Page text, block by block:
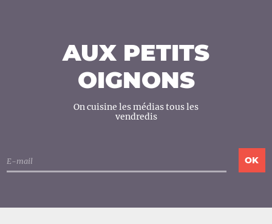
AUX PETITS
OIGNONS
On cuisine les médias tous les
vendredis